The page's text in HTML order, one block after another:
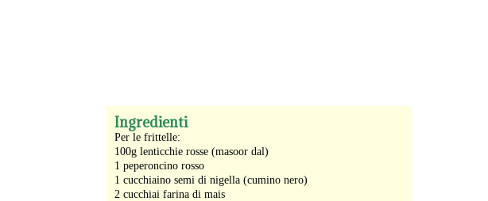
Ingredienti
Per le frittelle:
100g lenticchie rosse (masoor dal)
1 peperoncino rosso
1 cucchiaino semi di nigella (cumino nero)
2 cucchiai farina di mais